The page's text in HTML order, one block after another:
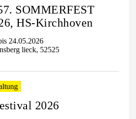
SOMMERFEST
HS-Kirchhoven
24.05.2026
lieck, 52525
2026